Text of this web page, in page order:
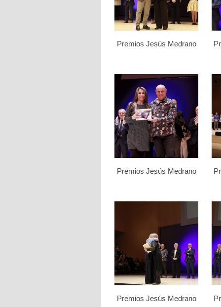
Premios Jesús Medrano
Premios Jesús Medrano
Premios Jesús Medrano